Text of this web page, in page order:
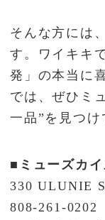
そんな方には
す。ワイキキ
発」の本当に
では、ぜひミ
一品”を見つけ
■ミューズカ
330 ULUNIE
808-261-0202